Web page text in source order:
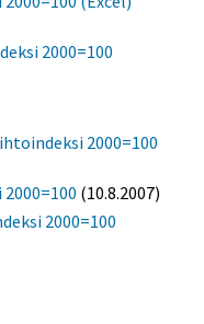
2000=100
2000=100
(10.8.2007)
2000=100